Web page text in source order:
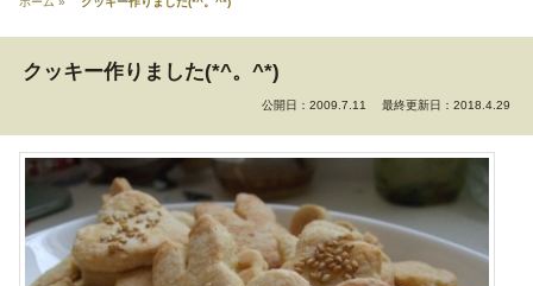
クッキー作りました(*^。^*)
公開日：2009.7.11 最終更新日：2018.4.29